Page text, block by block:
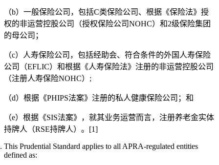
（b）一般保险公司，包括C类保险公司、根据《保险法》授
权的非运营控股公司（授权保险公司NOHC）和2级保险集团
的母公司；
（c）人寿保险公司，包括经助会、符合条件的外国人寿保险
公司（EFLIC）和根据《人寿保险法》注册的非运营控股公司
（注册人寿保险NOHC）;
（d）根据《PHIPS法案》注册的私人健康保险公司；和
（e）根据《SIS法案》，就其业务运营而言，注册养老金实体
持牌人（RSE持牌人）。[1]
This Prudential Standard applies to all APRA-regulated entities
defined as: